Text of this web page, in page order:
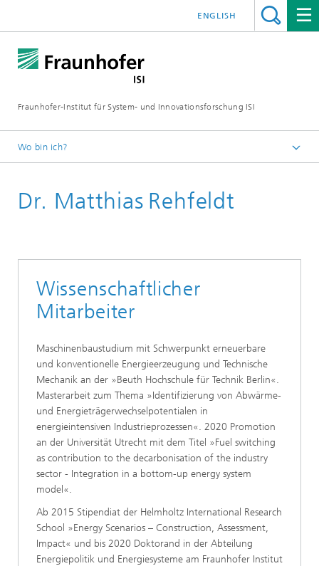
Fraunhofer-Institut für System- und Innovationsforschung ISI
ENGLISH
Wo bin ich?
Abteilungen
Dr. Matthias Rehfeldt
Wissenschaftlicher
Mitarbeiter
Maschinenbaustudium mit Schwerpunkt erneuerbare
und konventionelle Energieerzeugung und Technische
Mechanik an der »Beuth Hochschule für Technik Berlin«.
Masterarbeit zum Thema »Identifizierung von Abwärme-
und Energieträgerwechselpotentialen in
energieintensiven Industrieprozessen«. 2020 Promotion
an der Universität Utrecht mit dem Titel »Fuel switching
as contribution to the decarbonisation of the industry
sector - Integration in a bottom-up energy system
model«.
Ab 2015 Stipendiat der Helmholtz International Research
School »Energy Scenarios – Construction, Assessment,
Impact« und bis 2020 Doktorand in der Abteilung
Energiepolitik und Energiesysteme am Fraunhofer Institut